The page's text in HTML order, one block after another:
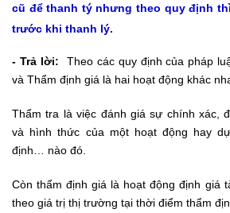
cũ để thanh tý nhưng theo quy định
trước khi thanh lý.
- Trả lời: Theo các quy định của pháp
và Thẩm định giá là hai hoạt động khác
Thẩm tra là việc đánh giá sự chính xác,
và hình thức của một hoạt động hay
định… nào đó.
Còn thẩm định giá là hoạt động định giá
theo giá trị thị trường tại thời điểm thẩm